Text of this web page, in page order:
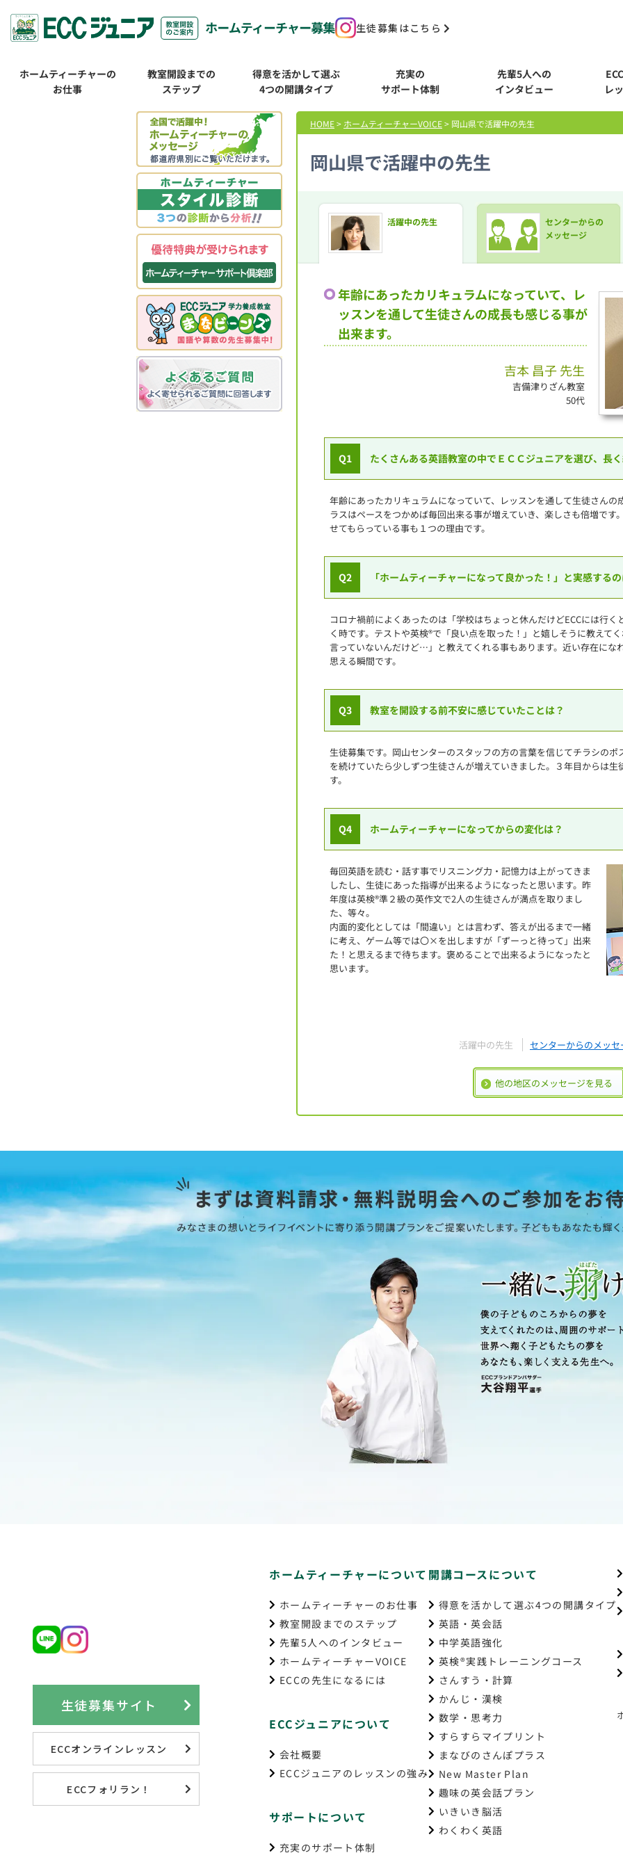
生徒募集はこちら
ホームティーチャーの
お仕事
教室開設までの
ステップ
得意を活かして選ぶ
4つの開講タイプ
充実の
サポート体制
先輩5人への
インタビュー
レ
HOME> ホームティーチャーVOICE> 岡山県で活躍中の先生
岡山県で活躍中の先生
活躍中の先生
センターからの
メッセージ
年齢にあったカリキュラムになっていて、レ
ッスンを通して生徒さんの成長も感じる事が
出来ます。
吉本 昌子 先生
吉備津りざん教室
50代
Q1 たくさんある英語教室の中でＥＣＣジュニアを選び、長
年齢にあったカリキュラムになっていて、レッスンを通して生徒さんの
ラスはペースをつかめば毎回出来る事が増えていき、楽しさも倍増です
せてもらっている事も１つの理由です。
Q2 「ホームティーチャーになって良かった！」と実感する
コロナ禍前によくあったのは「学校はちょっと休んだけどECCには行
く時です。テストや英検®で「良い点を取った！」と嬉しそうに教えて
言っていないんだけど…」と教えてくれる事もあります。近い存在にな
思える瞬間です。
Q3 教室を開設する前不安に感じていたことは？
生徒募集です。岡山センターのスタッフの方の言葉を信じてチラシの
を続けていたら少しずつ生徒さんが増えていきました。３年目からは
す。
Q4 ホームティーチャーになってからの変化は？
毎回英語を読む・話す事でリスニング力・記憶力は上がってきま
したし、生徒にあった指導が出来るようになったと思います。昨
年度は英検®準２級の英作文で2人の生徒さんが満点を取りまし
た、等々。
内面的変化としては「間違い」とは言わず、答えが出るまで一緒
に考え、ゲーム等では〇×を出しますが「ずーっと待って」出来
た！と思えるまで待ちます。褒めることで出来るようになったと
思います。
活躍中の先生 センターからのメッセ
他の地区のメッセージを見る
生徒募集サイト
ECCオンラインレッスン
ECCフォリラン！
ホームティーチャーについて
ホームティーチャーのお仕事
教室開設までのステップ
先輩5人へのインタビュー
ホームティーチャーVOICE
ECCの先生になるには
ECCジュニアについて
会社概要
ECCジュニアのレッスンの強み
サポートについて
充実のサポート体制
開講コースについて
得意を活かして選ぶ4つの開講タイプ
英語・英会話
中学英語強化
英検®実践トレーニングコース
さんすう・計算
かんじ・漢検
数学・思考力
すらすらマイプリント
まなびのさんぽプラス
New Master Plan
趣味の英会話プラン
いきいき脳活
わくわく英語